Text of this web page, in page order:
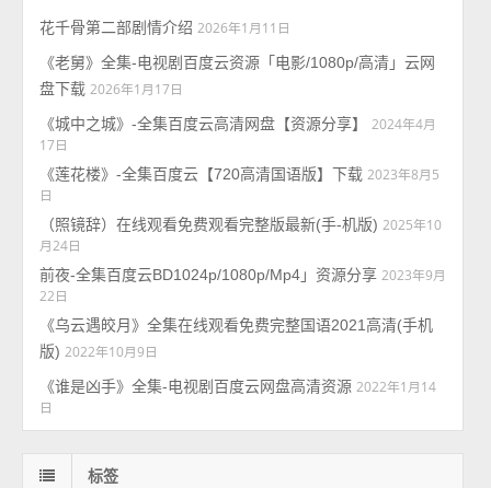
花千骨第二部剧情介绍 2026年1月11日
《老舅》全集-电视剧百度云资源「电影/1080p/高清」云网
盘下载 2026年1月17日
《城中之城》-全集百度云高清网盘【资源分享】
2024年4月
17日
《莲花楼》-全集百度云【720高清国语版】下载 2023年8月5
日
（照镜辞）在线观看免费观看完整版最新(手-机版) 2025年10
月24日
前夜-全集百度云BD1024p/1080p/Mp4」资源分享 2023年9月
22日
《乌云遇皎月》全集在线观看免费完整国语2021高清(手机
版) 2022年10月9日
《谁是凶手》全集-电视剧百度云网盘高清资源 2022年1月14
日
标签